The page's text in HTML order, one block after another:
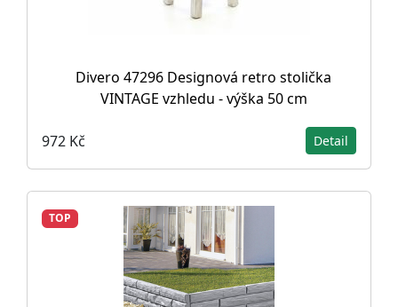
Divero 47296 Designová retro stolička
VINTAGE vzhledu - výška 50 cm
972 Kč Detail
TOP